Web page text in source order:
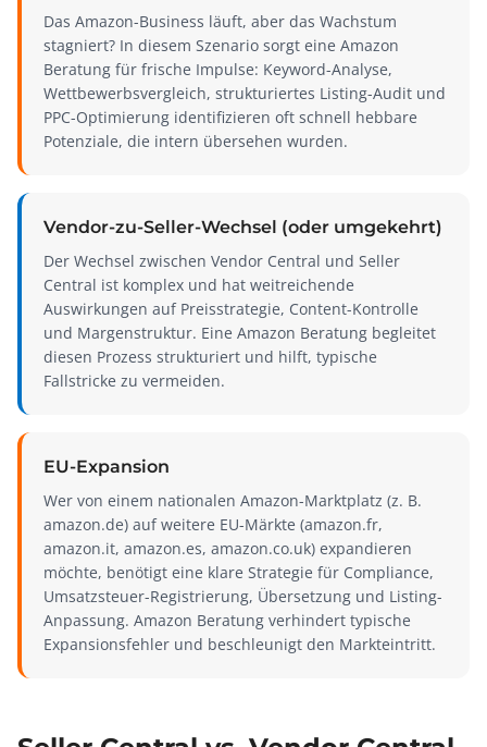
Das Amazon-Business läuft, aber das Wachstum
stagniert? In diesem Szenario sorgt eine Amazon
Beratung für frische Impulse: Keyword-Analyse,
Wettbewerbsvergleich, strukturiertes Listing-Audit und
PPC-Optimierung identifizieren oft schnell hebbare
Potenziale, die intern übersehen wurden.
Vendor-zu-Seller-Wechsel (oder umgekehrt)
Der Wechsel zwischen Vendor Central und Seller
Central ist komplex und hat weitreichende
Auswirkungen auf Preisstrategie, Content-Kontrolle
und Margenstruktur. Eine Amazon Beratung begleitet
diesen Prozess strukturiert und hilft, typische
Fallstricke zu vermeiden.
EU-Expansion
Wer von einem nationalen Amazon-Marktplatz (z. B.
amazon.de) auf weitere EU-Märkte (amazon.fr,
amazon.it, amazon.es, amazon.co.uk) expandieren
möchte, benötigt eine klare Strategie für Compliance,
Umsatzsteuer-Registrierung, Übersetzung und Listing-
Anpassung. Amazon Beratung verhindert typische
Expansionsfehler und beschleunigt den Markteintritt.